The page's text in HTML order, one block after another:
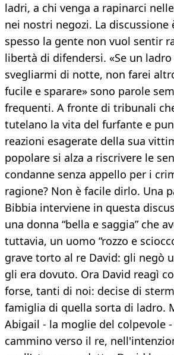
ladri, a chi venga a rapinarci
nei nostri negozi. La discussione
spesso la gente non vuol sentir
libertà di difendersi. «Se un ladro
svegliarmi di notte, non farei
fucile e sparare» sono parole
frequenti. A fronte di tribunali
tutelano la vita del furfante e
reazioni esagerate della sua
popolare si alza a riscrivere le
condanne senza appello per i
ragione? Non è facile dirlo. Una
Bibbia interviene in questa
una donna “bella e saggia” che
tuttavia, un uomo “rozzo e
grave torto al re David: gli negò
gli era dovuto. Ora David reagì
forse, tanti di noi: decise di
famiglia di quella sorta di ladro.
Abigail - la moglie del colpevole
cammino verso il re,